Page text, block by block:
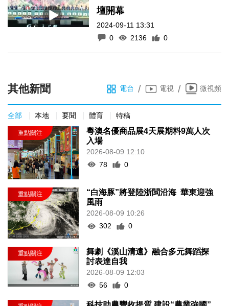
壇開幕
2024-09-11 13:31
0
2136 0
其他新聞 電台 / 電視 / 微視頻
全部 本地 要聞 體育 特稿
粵澳名優商品展4天展期料9萬人次
入場
2026-08-09 12:10
78
0
“白海豚”將登陸浙閩沿海 華東迎強
風雨
2026-08-09 10:26
302
0
舞劇《溪山清遠》融合多元舞蹈探
討表達自我
2026-08-09 12:03
56
0